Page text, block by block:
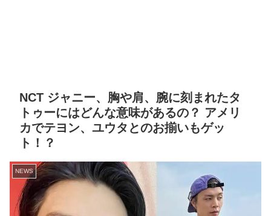
NCT ジャニー、胸や肩、腕に刻まれたタ
トゥーにはどんな意味があるの？ アメリ
カでテヨン、ユウタとのお揃いもゲッ
ト！？
NEWS